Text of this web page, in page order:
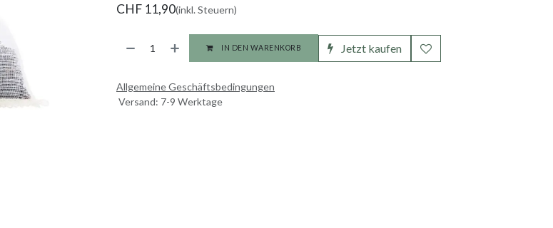
CHF 11,90(inkl. Steuern)
IN DEN WARENKORB Jetzt kaufen
Allgemeine Geschäftsbedingungen
Versand: 7-9 Werktage